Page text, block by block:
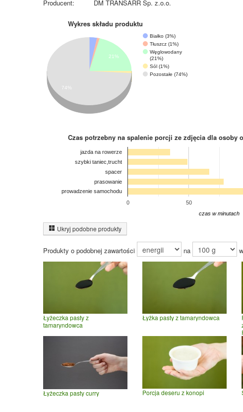
Producent:
DM TRANSARR Sp. z.o.o.
Wykres składu produktu
Białko (3%)
Tłuszcz (1%)
Węglowodany
(21%)
Sól (1%)
Pozostałe (74%)
21%
74%
Czas potrzebny na spalenie porcji ze zdjęcia dla osoby
0 50
jazda na rowerze
szybki taniec,trucht
spacer
prasowanie
prowadzenie samochodu
czas w minutach
Ukryj podobne produkty
Produkty o podobnej zawartości na
Łyżeczka pasty z
tamaryndowca
Łyżka pasty z tamaryndowca
Łyżeczka pasty curry Porcja deseru z konopi